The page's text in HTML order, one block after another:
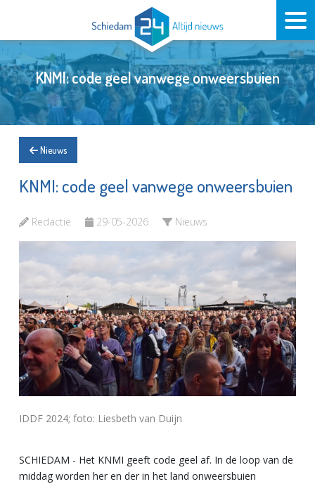
KNMI: code geel vanwege onweersbuien
Nieuws
KNMI: code geel vanwege onweersbuien
Redactie 29-05-2026 Nieuws
IDDF 2024; foto: Liesbeth van Duijn
SCHIEDAM - Het KNMI geeft code geel af. In de loop van de
middag worden her en der in het land onweersbuien